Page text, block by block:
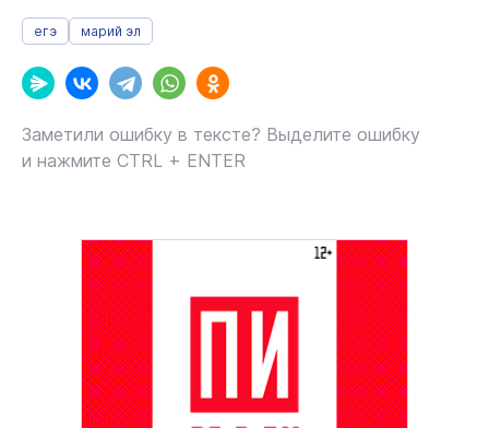
егэ марий эл
Заметили ошибку в тексте? Выделите ошибку
и нажмите CTRL + ENTER